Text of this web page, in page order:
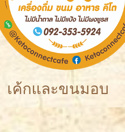
เค้กและขนมอบ